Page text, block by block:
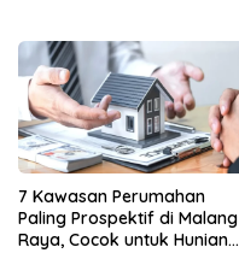
7 Kawasan Perumahan
Paling Prospektif di Malang
Raya, Cocok untuk Hunian